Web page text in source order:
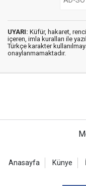
UYARI: Küfür, hakaret,
içeren, imla kuralları ile
Türkçe karakter
onaylanmamaktadır.
Anasayfa Künye